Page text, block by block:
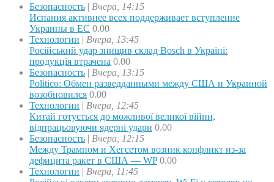
Безопасность | Вчера, 14:15
Испания активнее всех поддерживает вступление
Украины в ЕС 0.00
Технологии | Вчера, 13:45
Російський удар знищив склад Bosch в Україні:
продукція втрачена 0.00
Безопасность | Вчера, 13:15
Politico: Обмен разведданными между США и Украиной
возобновился 0.00
Технологии | Вчера, 12:45
Китай готується до можливої великої війни,
відпрацьовуючи ядерні удари 0.00
Безопасность | Вчера, 12:15
Между Трампом и Хегсетом возник конфликт из-за
дефицита ракет в США — WP 0.00
Технологии | Вчера, 11:45